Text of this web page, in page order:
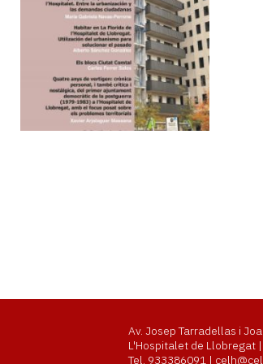
37
Av. Josep Tarradellas i
L'Hospitalet de Llobregat
Tel. 933386091 |